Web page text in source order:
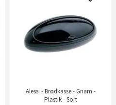
Alessi - Brødkasse - Gnam -
Plastik - Sort